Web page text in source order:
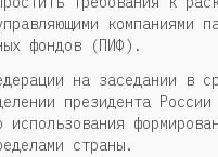
компаниями
фондов (ПИФ).
на заседании в
президента России
использования
страны.